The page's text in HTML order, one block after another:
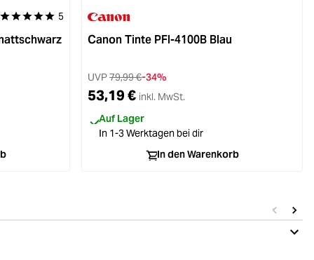
Durchschnittliche Bewertung von 5 von 5 Sternen
5
Canon Tinte PFI-4100B Blau
UVP79,99 €-34%
53,19 € inkl. MwSt.
Auf Lager
In 1-3 Werktagen bei dir
In den Warenkorb